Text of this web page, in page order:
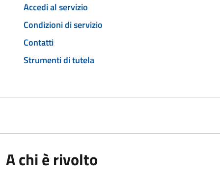
Accedi al servizio
Condizioni di servizio
Contatti
Strumenti di tutela
A chi è rivolto